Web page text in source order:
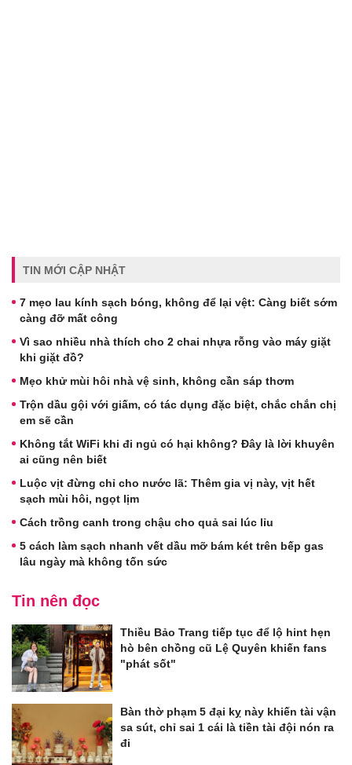
TIN MỚI CẬP NHẬT
7 mẹo lau kính sạch bóng, không để lại vệt: Càng biết sớm
càng đỡ mất công
Vì sao nhiều nhà thích cho 2 chai nhựa rỗng vào máy giặt
khi giặt đồ?
Mẹo khử mùi hôi nhà vệ sinh, không cần sáp thơm
Trộn dầu gội với giấm, có tác dụng đặc biệt, chắc chắn chị
em sẽ cần
Không tắt WiFi khi đi ngủ có hại không? Đây là lời khuyên
ai cũng nên biết
Luộc vịt đừng chỉ cho nước lã: Thêm gia vị này, vịt hết
sạch mùi hôi, ngọt lịm
Cách trồng canh trong chậu cho quả sai lúc lỉu
5 cách làm sạch nhanh vết dầu mỡ bám két trên bếp gas
lâu ngày mà không tốn sức
Tin nên đọc
Thiều Bảo Trang tiếp tục để lộ hint hẹn
hò bên chồng cũ Lệ Quyên khiến fans
"phát sốt"
Bàn thờ phạm 5 đại kỵ này khiến tài vận
sa sút, chỉ sai 1 cái là tiền tài đội nón ra
đi